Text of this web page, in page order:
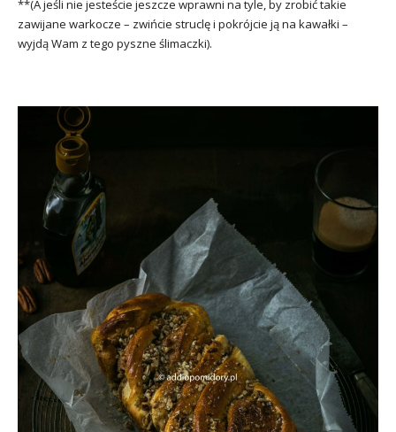
**(A jeśli nie jesteście jeszcze wprawni na tyle, by zrobić takie
zawijane warkocze – zwińcie struclę i pokrójcie ją na kawałki –
wyjdą Wam z tego pyszne ślimaczki).